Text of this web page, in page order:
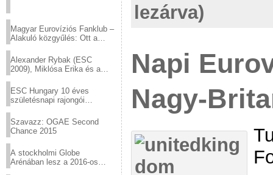
Magyar Eurovíziós Fanklub –
Alakuló közgyűlés: Ott a
Alexander Rybak (ESC
2009), Miklósa Erika és a
sztárjai a Margitszigeten
ESC Hungary 10 éves
születésnapi rajongói
Szavazz: OGAE Second
Chance 2015
A stockholmi Globe
Arénában lesz a 2016-os
lezárva)
Napi
Nagy-